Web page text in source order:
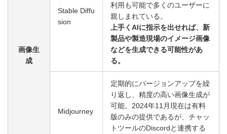
画像生
成
Stable Diffu
sion
利用も可能で多くのユーザーに
親しまれている。
上手くAIに指示を出せれば、新
製品や製造現場のイメージ画像
などを生成できる可能性があ
る。
Midjourney
定期的にバージョンアップを繰
り返し、精度の高い画像生成が
可能。2024年11月現在は有料
版のみの提供であるが、チャッ
トツールのDiscordと連携する